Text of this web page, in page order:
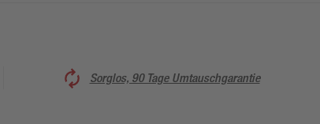
Sorglos, 90 Tage Umtauschgarantie